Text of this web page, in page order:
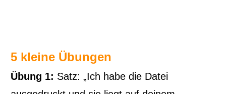
5 kleine Übungen
Übung 1: Satz: „Ich habe die Datei